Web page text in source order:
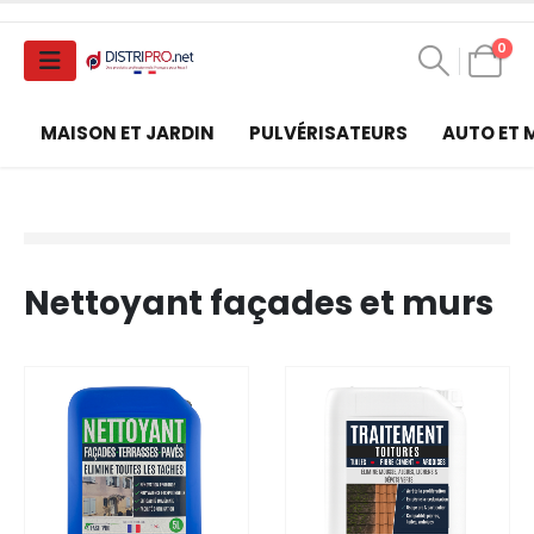
0
MAISON ET JARDIN PULVÉRISATEURS AUTO ET
Nettoyant façades et murs